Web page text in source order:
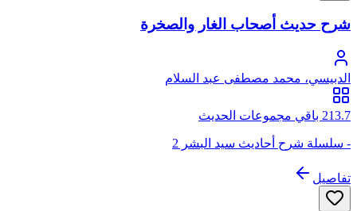
شرح حديث أصحاب الغار والصخرة
الدبيسي، محمد مصطفى عبد السلام
213.7 باقي مجموعات الحديث
- سلسلة شرح أحاديث سيد البشر 2
تفاصيل